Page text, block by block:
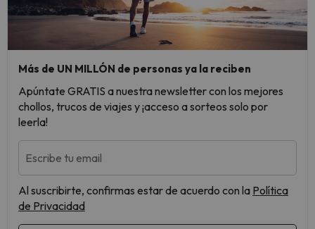
Más de UN MILLÓN de personas ya la reciben
Apúntate GRATIS a nuestra newsletter con los mejores
chollos, trucos de viajes y ¡acceso a sorteos solo por
leerla!
Escribe tu email
Al suscribirte, confirmas estar de acuerdo con la Política
de Privacidad